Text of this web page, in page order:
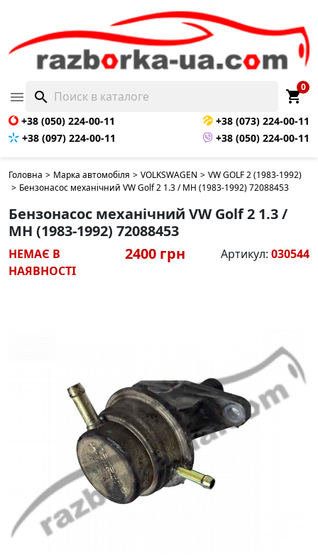
 search shopping_cart
0
+38 (050) 224-00-11
+38 (073) 224-00-11
+38 (097) 224-00-11
+38 (050) 224-00-11
Головна > Марка автомобіля > VOLKSWAGEN > VW GOLF 2 (1983-1992)
> Бензонасос механічний VW Golf 2 1.3 / MH (1983-1992) 72088453
Бензонасос механічний VW Golf 2 1.3 /
MH (1983-1992) 72088453
НЕМАЄ В
НАЯВНОСТІ
2400 грн Артикул: 030544
НЕМАЄ В НАЯВНОСТІ